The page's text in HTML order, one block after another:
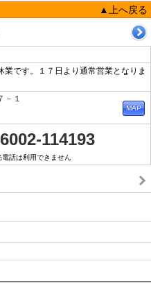
▲上へ戻る
業です。１７日より通常営業となりま
－１
114193
話は利用できません